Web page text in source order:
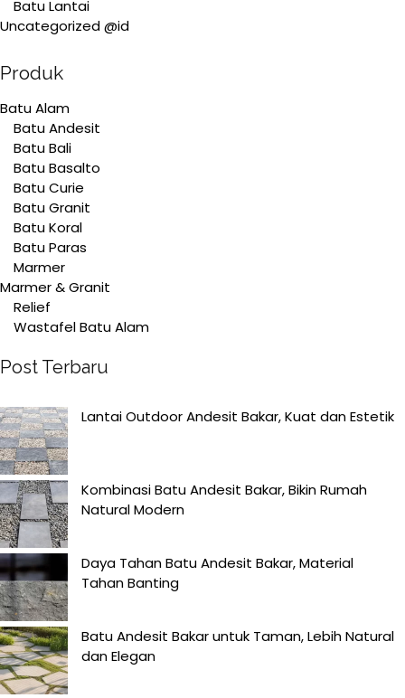
Batu Lantai
Uncategorized @id
Produk
Batu Alam
Batu Andesit
Batu Bali
Batu Basalto
Batu Curie
Batu Granit
Batu Koral
Batu Paras
Marmer
Marmer & Granit
Relief
Wastafel Batu Alam
Post Terbaru
Lantai Outdoor Andesit Bakar, Kuat dan Estetik
Kombinasi Batu Andesit Bakar, Bikin Rumah
Natural Modern
Daya Tahan Batu Andesit Bakar, Material
Tahan Banting
Batu Andesit Bakar untuk Taman, Lebih Natural
dan Elegan